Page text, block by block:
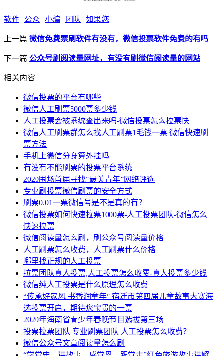
软件 公众 小编 团队 如果您
上一篇 微信免费票刷软件有没有，微信投票软件免费的有吗
下一篇 公众号刷阅读量网址，有没有刷微信阅读量的网站
相关内容
微信投票的平台有哪些
微信人工刷票5000票多少钱
人工投票会被系统查出来吗-微信投票怎么拉票快
微信人工刷票群怎么找人工刷票1毛钱一票 微信快速刷
票方法
手机上微信分身算外挂吗
有没有不能刷票的投票平台系统
2020围场首届寻找“最美青年”网络评选
专业刷投票微信刷票的安全方式
刷票0.01一票微信号是不是真的有？
微信投票如何快速拉票1000票-人工投票团队-微信怎么
快速拉票
微信阅读量怎么刷，刷公众号阅读量价格
人工刷票怎么收费，人工刷票什么价格
哪里找正规的人工投票
拉票团队真人投票,人工投票怎么收费-真人投票多少钱
微信纯人工投票是什么原理怎么收费
“传承好家风 书香润童年” 宿迁市第四届儿童故事大赛海
选投票开启，期待您宝贵的一票
2020年海南省青少年春晚节目选拔第三场
投票拉票团队 专业刷票团队 人工投票怎么收费？
微信公众号文章阅读量怎么刷